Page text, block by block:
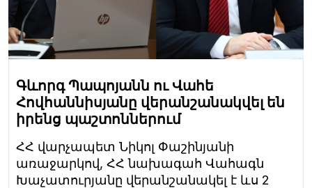
Գևորգ Պապոյանն ու Վահե
Հովհաննիսյանը վերանշանակվել են
իրենց պաշտոններում
ՀՀ վարչապետ Նիկոլ Փաշինյանի
առաջարկով, ՀՀ նախագահ Վահագն
Խաչատուրյանը վերանշանակել է ևս 2